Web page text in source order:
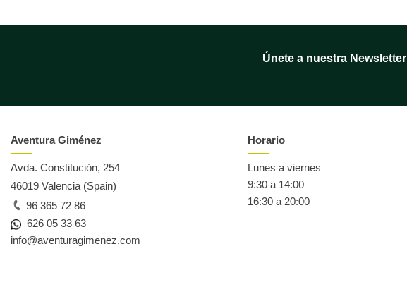
Únete a nuestra Newsletter
Aventura Giménez
Avda. Constitución, 254
46019 Valencia (Spain)
96 365 72 86
626 05 33 63
info@aventuragimenez.com
Horario
Lunes a viernes
9:30 a 14:00
16:30 a 20:00